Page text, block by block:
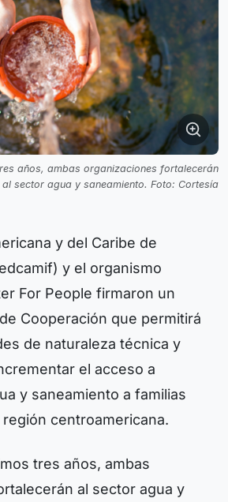
años, ambas organizaciones fortalecerán
al sector agua y saneamiento. Foto: Cortesía
y del Caribe de
y el organismo
For People firmaron un
Cooperación que permitirá
de naturaleza técnica y
el acceso a
y saneamiento a familias
centroamericana.
tres años, ambas
al sector agua y